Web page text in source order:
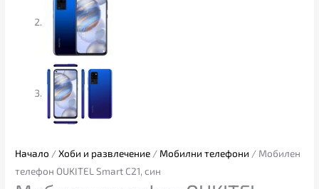
Начало /Хоби и развлечение / Мобилни телефони / Мобилен
телефон OUKITEL Smart C21, син